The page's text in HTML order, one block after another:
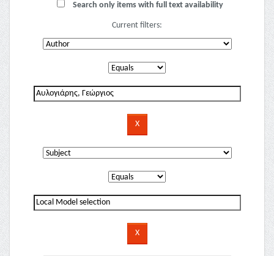
Search only items with full text availability
Current filters: